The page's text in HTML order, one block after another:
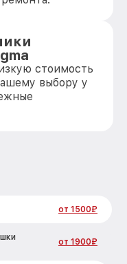
стоимость
выбору у
от 1500₽
от 1900₽